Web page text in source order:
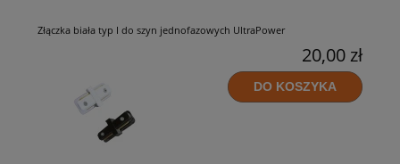
Złączka biała typ I do szyn jednofazowych UltraPower
20,00 zł
DO KOSZYKA